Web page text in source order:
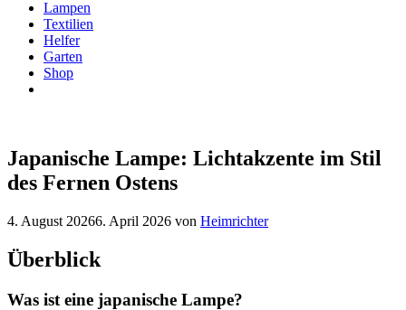
Lampen
Textilien
Helfer
Garten
Shop
Japanische Lampe: Lichtakzente im Stil
des Fernen Ostens
4. August 20266. April 2026 von Heimrichter
Überblick
Was ist eine japanische Lampe?